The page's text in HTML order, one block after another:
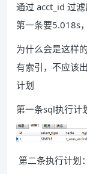
通过 acct_id 过
第一条要5.018s
为什么会是这样
有索引，不应该
计划
第一条sql执行计
第二条执行计划：